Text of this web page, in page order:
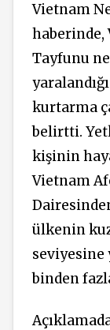
Vietnam
haberinde,
Tayfunu
kurtarma
belirtti.
kişinin
Vietnam
ülkenin
seviyesine
binden